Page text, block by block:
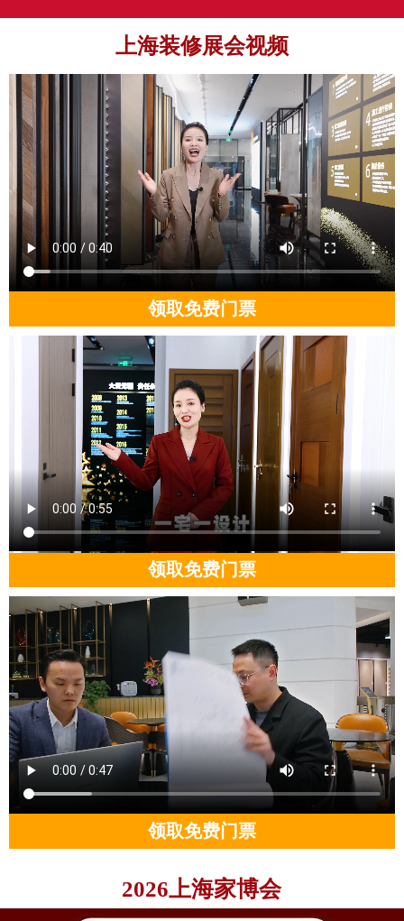
上海装修展会视频
领取免费门票
领取免费门票
领取免费门票
2026上海家博会